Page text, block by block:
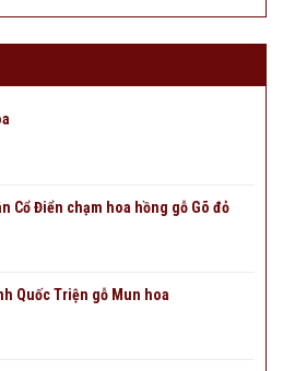
Cổ Điển chạm hoa hồng gỗ Gõ đỏ
Quốc Triện gỗ Mun hoa